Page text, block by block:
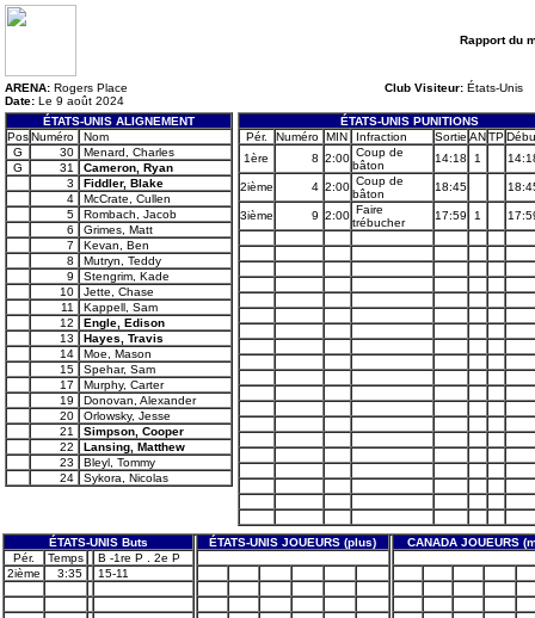
Rapport du
ARENA: Rogers Place
Date: Le 9 août 2024
Club Visiteur: États-Unis
ÉTATS-UNIS ALIGNEMENT
PosNuméro
Nom
G
30
Menard, Charles
G
31
Cameron, Ryan
3
Fiddler, Blake
4
McCrate, Cullen
5
Rombach, Jacob
6
Grimes, Matt
7
Kevan, Ben
8
Mutryn, Teddy
9
Stengrim, Kade
10
Jette, Chase
11
Kappell, Sam
12
Engle, Edison
13
Hayes, Travis
14
Moe, Mason
15
Spehar, Sam
17
Murphy, Carter
19
Donovan, Alexander
20
Orlowsky, Jesse
21
Simpson, Cooper
22
Lansing, Matthew
23
Bleyl, Tommy
24
Sykora, Nicolas
ÉTATS-UNIS PUNITIONS
Pér.
Numéro MIN Infraction Sortie ANTP
1ère
8 2:00 Coup de
bâton
14:18 1
2ième 4 2:00 Coup de
bâton
18:45
3ième 9 2:00 Faire
trébucher
17:59 1
ÉTATS-UNIS Buts ÉTATS-UNIS JOUEURS (plus)
CANADA JOUEURS
Pér.
Temps
B -1re P . 2e P
2ième
3:35 15-11